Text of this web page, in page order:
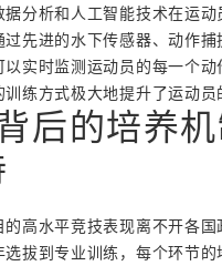
分析和人工智能技术在运
先进的水下传感器、动作捕
实时监测运动员的每一个
练方式极大地提升了运动员
后的培养
高水平竞技表现离不开各
拔到专业训练，每个环节